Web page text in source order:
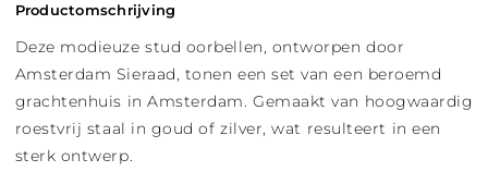
Productomschrijving
Deze modieuze stud oorbellen, ontworpen door
Amsterdam Sieraad, tonen een set van een beroemd
grachtenhuis in Amsterdam. Gemaakt van hoogwaardig
roestvrij staal in goud of zilver, wat resulteert in een
sterk ontwerp.